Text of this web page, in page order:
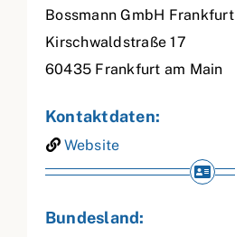
Bossmann GmbH Frankfurt
Kirschwaldstraße 17
60435 Frankfurt am Main
Kontaktdaten:
Website
Bundesland: